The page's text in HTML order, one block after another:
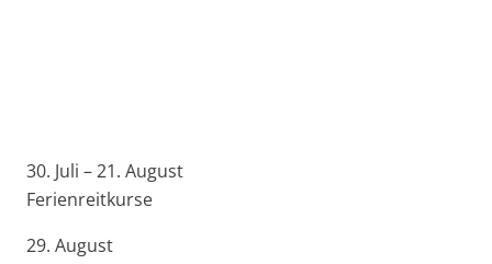
30. Juli – 21. August
Ferienreitkurse
29. August